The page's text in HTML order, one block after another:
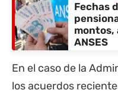
Fechas
montos,
ANSES
En el caso de la
los acuerdos